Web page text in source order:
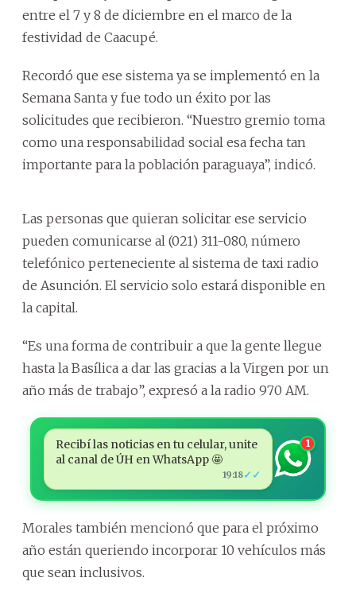
entre el 7 y 8 de diciembre en el marco de la
festividad de Caacupé.
Recordó que ese sistema ya se implementó en la
Semana Santa y fue todo un éxito por las
solicitudes que recibieron. “Nuestro gremio toma
como una responsabilidad social esa fecha tan
importante para la población paraguaya”, indicó.
Las personas que quieran solicitar ese servicio
pueden comunicarse al (021) 311-080, número
telefónico perteneciente al sistema de taxi radio
de Asunción. El servicio solo estará disponible en
la capital.
“Es una forma de contribuir a que la gente llegue
hasta la Basílica a dar las gracias a la Virgen por un
año más de trabajo”, expresó a la radio 970 AM.
Recibí las noticias en tu celular, unite
al canal de ÚH en WhatsApp 🤩
19:18✓✓
1
Morales también mencionó que para el próximo
año están queriendo incorporar 10 vehículos más
que sean inclusivos.